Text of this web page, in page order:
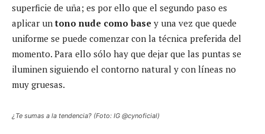
superficie de uña; es por ello que el segundo paso es
aplicar untono nude como base y una vez que quede
uniforme se puede comenzar con la técnica preferida del
momento. Para ello sólo hay que dejar que las puntas se
iluminen siguiendo el contorno natural y con líneas no
muy gruesas.
¿Te sumas a la tendencia? (Foto: IG @cynoficial)